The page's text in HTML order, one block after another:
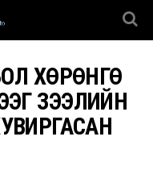
ХӨРӨНГӨ
ЗЭЭЛИЙН